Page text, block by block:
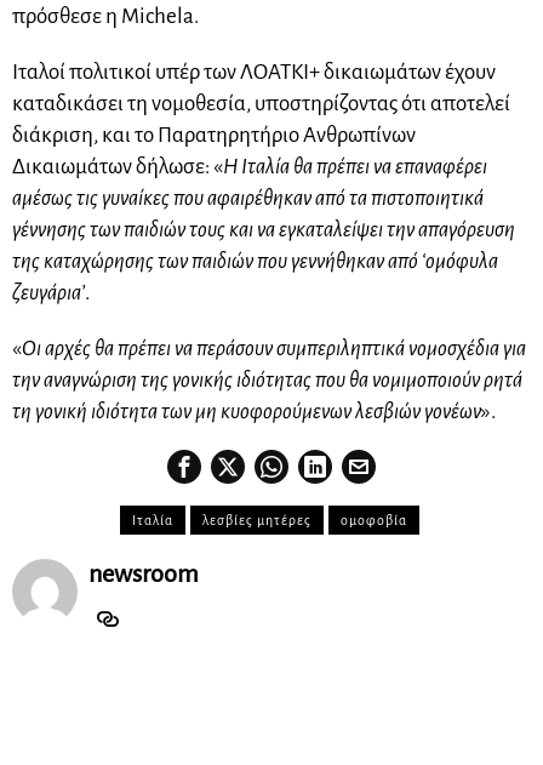
πρόσθεσε η Michela.
Ιταλοί πολιτικοί υπέρ των ΛΟΑΤΚΙ+ δικαιωμάτων έχουν
καταδικάσει τη νομοθεσία, υποστηρίζοντας ότι αποτελεί
διάκριση, και το Παρατηρητήριο Ανθρωπίνων
Δικαιωμάτων δήλωσε: «Η Ιταλία θα πρέπει να επαναφέρει
αμέσως τις γυναίκες που αφαιρέθηκαν από τα πιστοποιητικά
γέννησης των παιδιών τους και να εγκαταλείψει την απαγόρευση
της καταχώρησης των παιδιών που γεννήθηκαν από ‘ομόφυλα
ζευγάρια’.
«Οι αρχές θα πρέπει να περάσουν συμπεριληπτικά νομοσχέδια για
την αναγνώριση της γονικής ιδιότητας που θα νομιμοποιούν ρητά
τη γονική ιδιότητα των μη κυοφορούμενων λεσβιών γονέων».
Ιταλία λεσβίες μητέρες ομοφοβία
newsroom